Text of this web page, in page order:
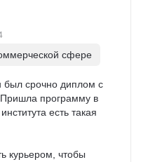
сфере
был срочно диплом с
Пришла программу в
есть такая
курьером, чтобы